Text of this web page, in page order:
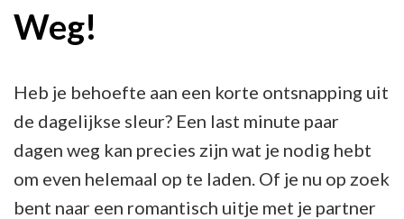
Ontsnap
aan
de
Dagelijkse
Sleut!
Weg!
Heb je behoefte aan een korte ontsnapping uit
de dagelijkse sleur? Een last minute paar
dagen weg kan precies zijn wat je nodig hebt
om even helemaal op te laden. Of je nu op zoek
bent naar een romantisch uitje met je partner